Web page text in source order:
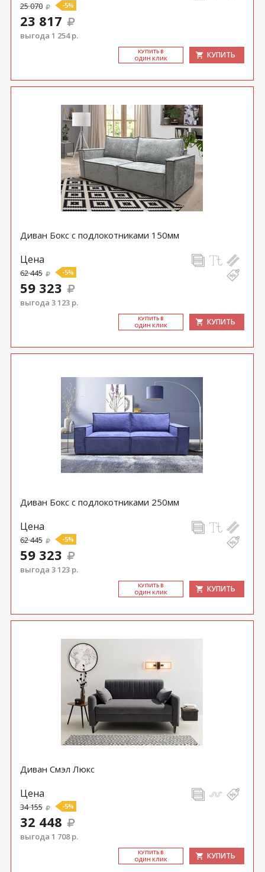
25 070 -5%
23 817
выгода 1 254 р.
КУ­ПИТЬ В
ОДИН КЛИК
КУПИТЬ
Диван Бокс с подлокотниками 150мм
Цена
62 445 -5%
59 323
выгода 3 123 р.
КУ­ПИТЬ В
ОДИН КЛИК
КУПИТЬ
Диван Бокс с подлокотниками 250мм
Цена
62 445 -5%
59 323
выгода 3 123 р.
КУ­ПИТЬ В
ОДИН КЛИК
КУПИТЬ
Диван Смэл Люкс
Цена
34 155 -5%
32 448
выгода 1 708 р.
КУ­ПИТЬ В
ОДИН КЛИК
КУПИТЬ